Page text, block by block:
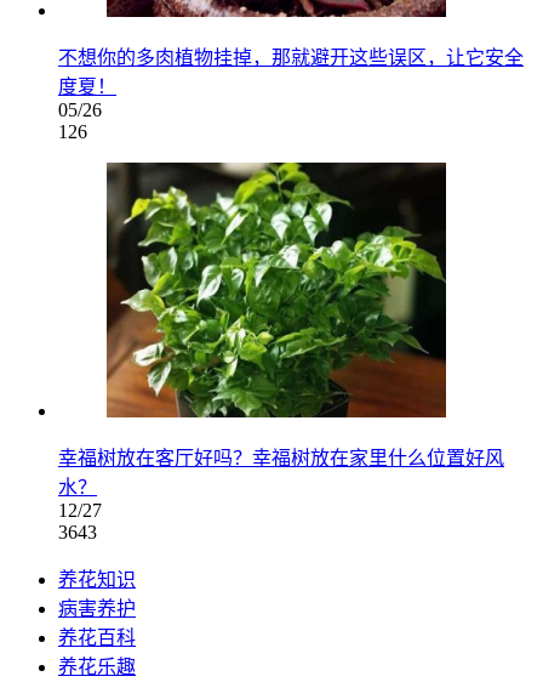
不想你的多肉植物挂掉，那就避开这些误区，让它安全
度夏！
05/26
126
幸福树放在客厅好吗？幸福树放在家里什么位置好风
水？
12/27
3643
养花知识
病害养护
养花百科
养花乐趣